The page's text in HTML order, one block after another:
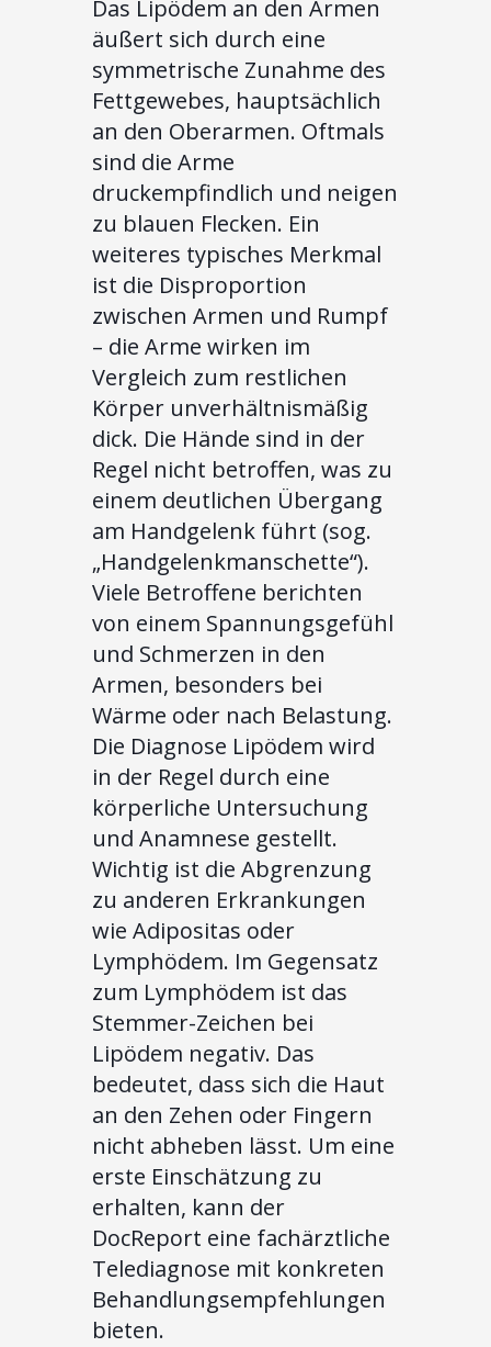
Das Lipödem an den Armen
äußert sich durch eine
symmetrische Zunahme des
Fettgewebes, hauptsächlich
an den Oberarmen. Oftmals
sind die Arme
druckempfindlich und neigen
zu blauen Flecken. Ein
weiteres typisches Merkmal
ist die Disproportion
zwischen Armen und Rumpf
– die Arme wirken im
Vergleich zum restlichen
Körper unverhältnismäßig
dick. Die Hände sind in der
Regel nicht betroffen, was zu
einem deutlichen Übergang
am Handgelenk führt (sog.
„Handgelenkmanschette“).
Viele Betroffene berichten
von einem Spannungsgefühl
und Schmerzen in den
Armen, besonders bei
Wärme oder nach Belastung.
Die Diagnose Lipödem wird
in der Regel durch eine
körperliche Untersuchung
und Anamnese gestellt.
Wichtig ist die Abgrenzung
zu anderen Erkrankungen
wie Adipositas oder
Lymphödem. Im Gegensatz
zum Lymphödem ist das
Stemmer-Zeichen bei
Lipödem negativ. Das
bedeutet, dass sich die Haut
an den Zehen oder Fingern
nicht abheben lässt. Um eine
erste Einschätzung zu
erhalten, kann der
DocReport eine fachärztliche
Telediagnose mit konkreten
Behandlungsempfehlungen
bieten.